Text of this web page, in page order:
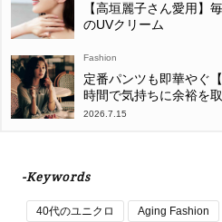
【高垣麗子さん愛用】
のUVクリーム
Fashion
定番パンツも即華やぐ
時間で気持ちに余裕を
2026.7.15
-Keywords
40代のユニクロ Aging Fashion